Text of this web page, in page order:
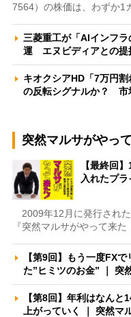
7564）の株価は、わずか1
三菱重工が「AIインフ
運 エヌビディアとの
キオクシアHD「7万円
の反転シグナルか？
突然マルサがやっ
【最終回
入れたプ
2009年12月に発行され
『突然マルサがやって来
【第9回】もう一度FX
た”ヒミツのお金” ｜ 突
【第8回】年利はなん
上がっていく ｜ 突然マ